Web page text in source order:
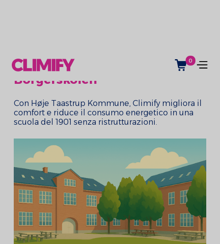
0
Borgerskolen
Con Høje Taastrup Kommune, Climify migliora il
comfort e riduce il consumo energetico in una
scuola del 1901 senza ristrutturazioni.